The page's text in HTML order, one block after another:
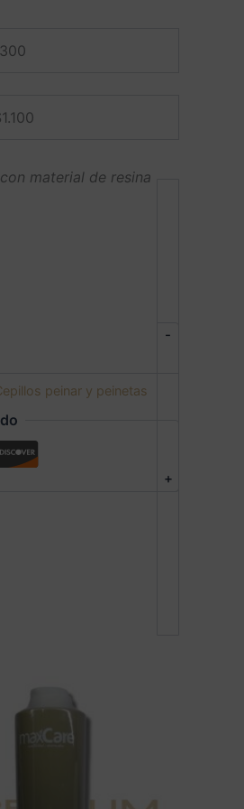
1.100
material de resina
-
+
peinar y peinetas